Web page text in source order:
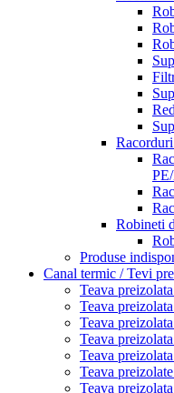
Robineti
Produse
Canal termic / Tevi
Teava
Teava
Teava
Teava
Teava
Teava
Teava